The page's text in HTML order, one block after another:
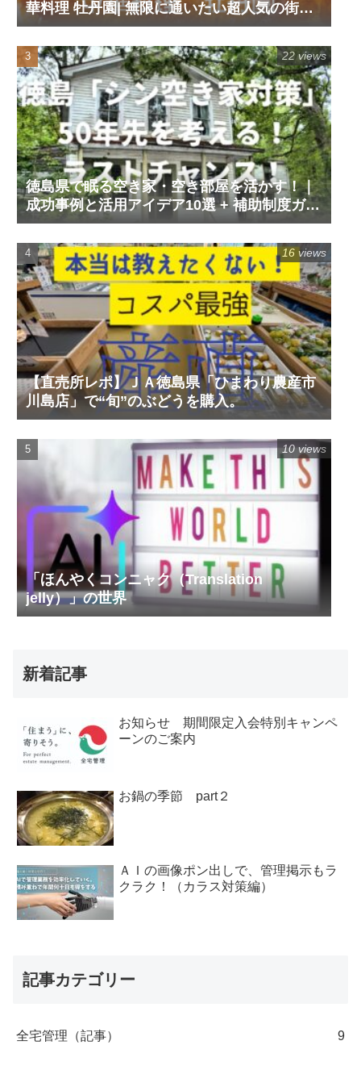
華料理 牡丹園| 無限に通いたい超人気の街中
華。
徳島県で眠る空き家・空き部屋を活かす！｜
成功事例と活用アイデア10選 + 補助制度ガイ
ド
22 views
【直売所レポ】ＪＡ徳島県「ひまわり農産市
川島店」で“旬”のぶどうを購入。
16 views
「ほんやくコンニャク（Translation
jelly）」の世界
10 views
新着記事
お知らせ 期間限定入会特別キャンペ
ーンのご案内
お鍋の季節 part２
ＡＩの画像ポン出しで、管理掲示もラ
クラク！（カラス対策編）
記事カテゴリー
全宅管理（記事） 9